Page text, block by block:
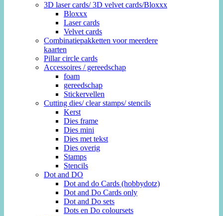
3D laser cards/ 3D velvet cards/Bloxxx
Bloxxx
Laser cards
Velvet cards
Combinatiepakketten voor meerdere
kaarten
Pillar circle cards
Accessoires / gereedschap
foam
gereedschap
Stickervellen
Cutting dies/ clear stamps/ stencils
Kerst
Dies frame
Dies mini
Dies met tekst
Dies overig
Stamps
Stencils
Dot and DO
Dot and do Cards (hobbydotz)
Dot and Do Cards only
Dot and Do sets
Dots en Do coloursets